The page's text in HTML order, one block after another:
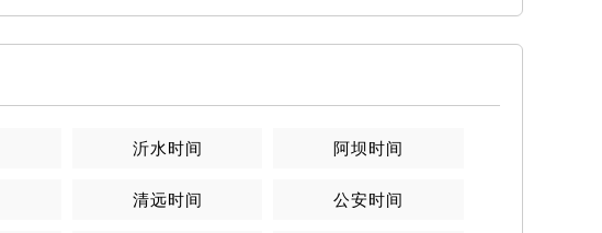
沂水时间 阿坝时间
清远时间 公安时间